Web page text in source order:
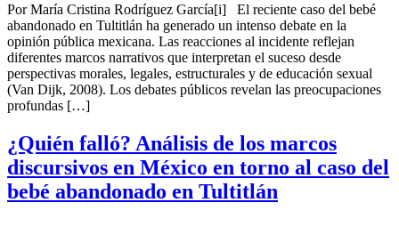
Por María Cristina Rodríguez García[i] El reciente caso del bebé
abandonado en Tultitlán ha generado un intenso debate en la
opinión pública mexicana. Las reacciones al incidente reflejan
diferentes marcos narrativos que interpretan el suceso desde
perspectivas morales, legales, estructurales y de educación sexual
(Van Dijk, 2008). Los debates públicos revelan las preocupaciones
profundas […]
¿Quién falló? Análisis de los marcos
discursivos en México en torno al caso del
bebé abandonado en Tultitlán